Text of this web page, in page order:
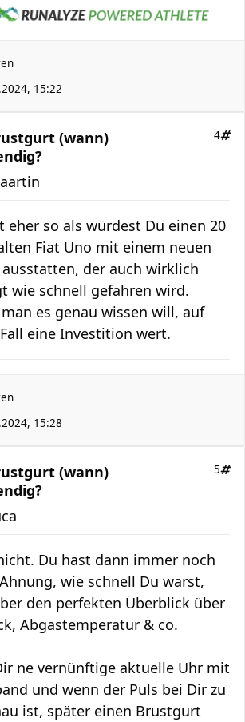
15:22
(wann)
4
eher so als würdest Du einen 20
Fiat Uno mit einem neuen
ausstatten, der auch wirklich
wie schnell gefahren wird.
es genau wissen will, auf
eine Investition wert.
15:28
(wann)
5
Du hast dann immer noch
wie schnell Du warst,
den perfekten Überblick über
Abgastemperatur & co.
ne vernünftige aktuelle Uhr mit
und wenn der Puls bei Dir zu
ist, später einen Brustgurt